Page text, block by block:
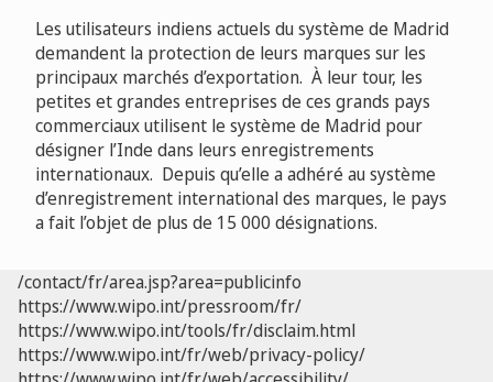
Les utilisateurs indiens actuels du système de Madrid
demandent la protection de leurs marques sur les
principaux marchés d’exportation. À leur tour, les
petites et grandes entreprises de ces grands pays
commerciaux utilisent le système de Madrid pour
désigner l’Inde dans leurs enregistrements
internationaux. Depuis qu’elle a adhéré au système
d’enregistrement international des marques, le pays
a fait l’objet de plus de 15 000 désignations.
/contact/fr/area.jsp?area=publicinfo
https://www.wipo.int/pressroom/fr/
https://www.wipo.int/tools/fr/disclaim.html
https://www.wipo.int/fr/web/privacy-policy/